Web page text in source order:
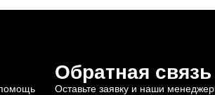
помощь
Обратная связь
Оставьте заявку и наши